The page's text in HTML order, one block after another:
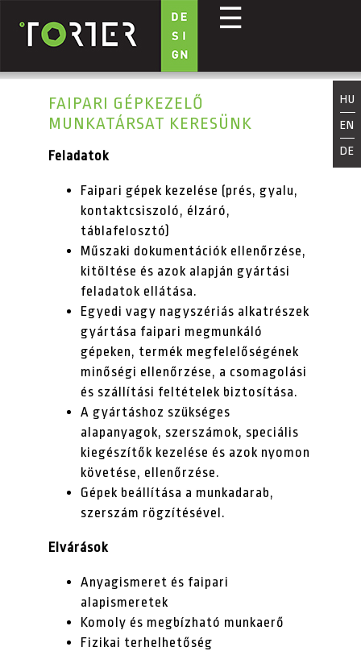
Ugrás a tartalomra
☰
HU
EN
DE
FAIPARI GÉPKEZELŐ
MUNKATÁRSAT KERESÜNK
Feladatok
Faipari gépek kezelése (prés, gyalu,
kontaktcsiszoló, élzáró,
táblafelosztó)
Műszaki dokumentációk ellenőrzése,
kitöltése és azok alapján gyártási
feladatok ellátása.
Egyedi vagy nagyszériás alkatrészek
gyártása faipari megmunkáló
gépeken, termék megfelelőségének
minőségi ellenőrzése, a csomagolási
és szállítási feltételek biztosítása.
A gyártáshoz szükséges
alapanyagok, szerszámok, speciális
kiegészítők kezelése és azok nyomon
követése, ellenőrzése.
Gépek beállítása a munkadarab,
szerszám rögzítésével.
Elvárások
Anyagismeret és faipari
alapismeretek
Komoly és megbízható munkaerő
Fizikai terhelhetőség